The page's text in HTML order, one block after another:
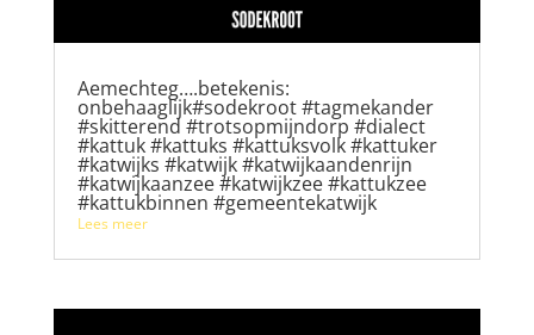
Aemechteg….betekenis:
onbehaaglijk#sodekroot #tagmekander
#skitterend #trotsopmijndorp #dialect
#kattuk #kattuks #kattuksvolk #kattuker
#katwijks #katwijk #katwijkaandenrijn
#katwijkaanzee #katwijkzee #kattukzee
#kattukbinnen #gemeentekatwijk
Lees meer